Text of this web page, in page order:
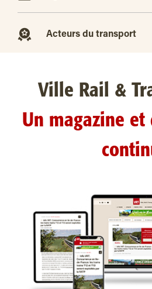
Acteurs du transport
Ville Rail &
Un magazine